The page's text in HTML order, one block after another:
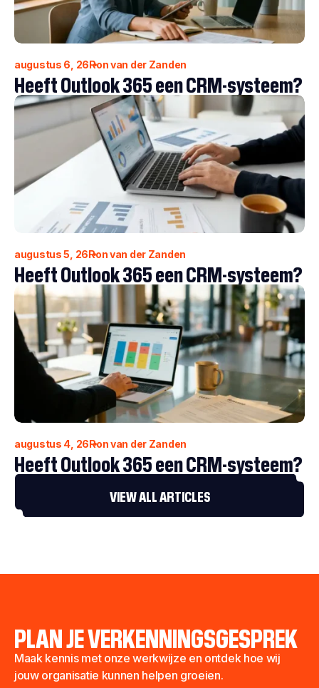
VIEW ALL ARTICLES
augustus 6, 26Ron van der Zanden
Heeft Outlook 365 een CRM-systeem?
augustus 5, 26Ron van der Zanden
Heeft Outlook 365 een CRM-systeem?
augustus 4, 26Ron van der Zanden
Heeft Outlook 365 een CRM-systeem?
PLAN JE VERKENNINGSGESPREK
Maak kennis met onze werkwijze en ontdek hoe wij
jouw organisatie kunnen helpen groeien.